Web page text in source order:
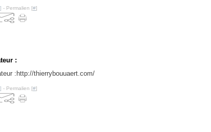
] - Permalien [#]
:
http://thierrybouuaert.com/
] - Permalien [#]